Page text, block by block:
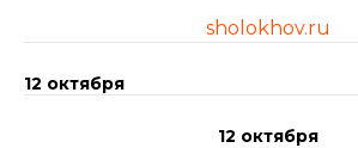
sholokhov.ru
12 октября
12 октября